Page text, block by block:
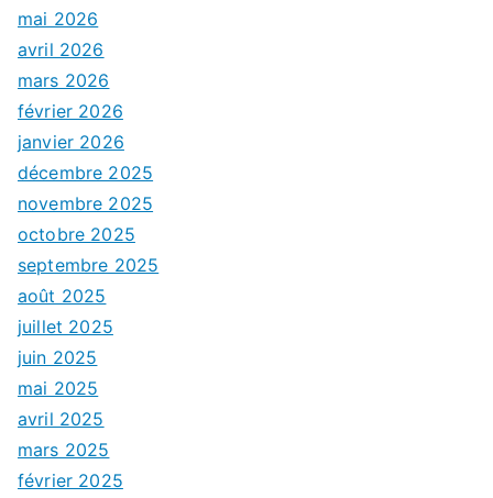
mai 2026
avril 2026
mars 2026
février 2026
janvier 2026
décembre 2025
novembre 2025
octobre 2025
septembre 2025
août 2025
juillet 2025
juin 2025
mai 2025
avril 2025
mars 2025
février 2025